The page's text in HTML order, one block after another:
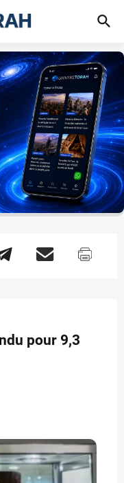
pour 9,3